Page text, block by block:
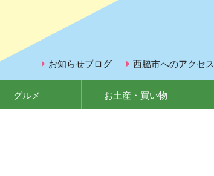
グルメ お土産・買い物
お知らせブログ 西脇市へのアクセス